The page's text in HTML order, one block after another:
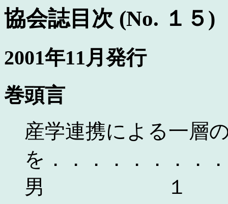
協会誌目次 (No. １５)
2001年11月発行
巻頭言
産学連携による一層
を．．．．．．．．
男 １